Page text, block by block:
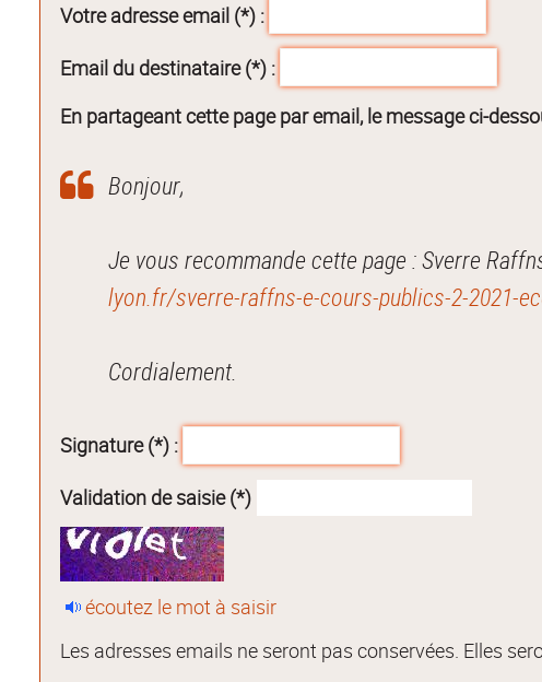
Votre adresse email (*) :
Email du destinataire (*) :
En partageant cette page par email, le message ci-
Bonjour,
Je vous recommande cette page : Sverre
lyon.fr/sverre-raffns-e-cours-publics-2-2021-
Cordialement.
Signature (*) :
Validation de saisie (*)
écoutez le mot à saisir
Les adresses emails ne seront pas conservées. Elles